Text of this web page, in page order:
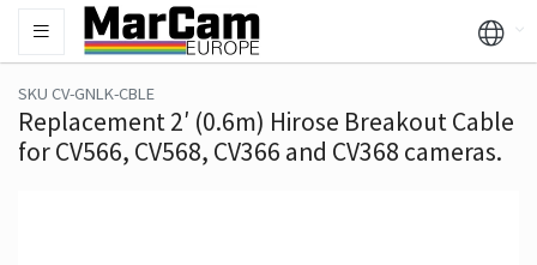
SKU CV-GNLK-CBLE
Replacement 2′ (0.6m) Hirose Breakout Cable
for CV566, CV568, CV366 and CV368 cameras.